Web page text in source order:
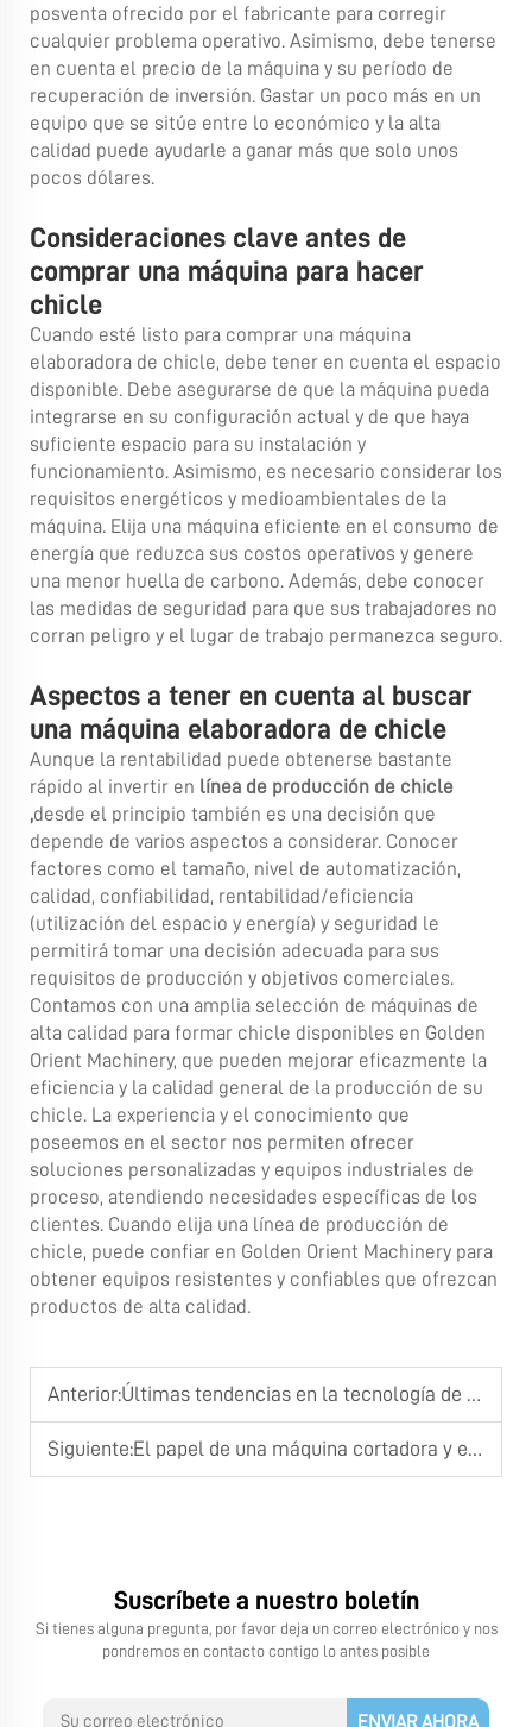
posventa ofrecido por el fabricante para corregir
cualquier problema operativo. Asimismo, debe tenerse
en cuenta el precio de la máquina y su período de
recuperación de inversión. Gastar un poco más en un
equipo que se sitúe entre lo económico y la alta
calidad puede ayudarle a ganar más que solo unos
pocos dólares.
Consideraciones clave antes de
comprar una máquina para hacer
chicle
Cuando esté listo para comprar una máquina
elaboradora de chicle, debe tener en cuenta el espacio
disponible. Debe asegurarse de que la máquina pueda
integrarse en su configuración actual y de que haya
suficiente espacio para su instalación y
funcionamiento. Asimismo, es necesario considerar los
requisitos energéticos y medioambientales de la
máquina. Elija una máquina eficiente en el consumo de
energía que reduzca sus costos operativos y genere
una menor huella de carbono. Además, debe conocer
las medidas de seguridad para que sus trabajadores no
corran peligro y el lugar de trabajo permanezca seguro.
Aspectos a tener en cuenta al buscar
una máquina elaboradora de chicle
Aunque la rentabilidad puede obtenerse bastante
rápido al invertir en línea de producción de chicle
,desde el principio también es una decisión que
depende de varios aspectos a considerar. Conocer
factores como el tamaño, nivel de automatización,
calidad, confiabilidad, rentabilidad/eficiencia
(utilización del espacio y energía) y seguridad le
permitirá tomar una decisión adecuada para sus
requisitos de producción y objetivos comerciales.
Contamos con una amplia selección de máquinas de
alta calidad para formar chicle disponibles en Golden
Orient Machinery, que pueden mejorar eficazmente la
eficiencia y la calidad general de la producción de su
chicle. La experiencia y el conocimiento que
poseemos en el sector nos permiten ofrecer
soluciones personalizadas y equipos industriales de
proceso, atendiendo necesidades específicas de los
clientes. Cuando elija una línea de producción de
chicle, puede confiar en Golden Orient Machinery para
obtener equipos resistentes y confiables que ofrezcan
productos de alta calidad.
Anterior:Últimas tendencias en la tecnología de máquinas para hacer chicle de burbujas
Siguiente:El papel de una máquina cortadora y envolvedora de caramelos en fábricas modernas de dulces
Suscríbete a nuestro boletín
Si tienes alguna pregunta, por favor deja un correo electrónico y nos
pondremos en contacto contigo lo antes posible
ENVIAR AHORA